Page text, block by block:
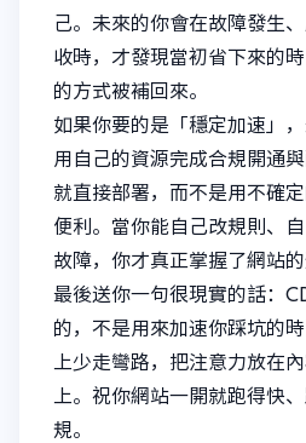
己。未來的你會在故障發生
收時，才發現當初省下來的
的方式被補回來。
如果你要的是「穩定加速」
用自己的資源完成合規開通
就直接部署，而不是用不確
便利。當你能自己改規則、
故障，你才真正掌握了網站的
最後送你一句很現實的話：
的，不是用來加速你踩坑的
上少走彎路，把注意力放在
上。祝你網站一開就跑得快
規。